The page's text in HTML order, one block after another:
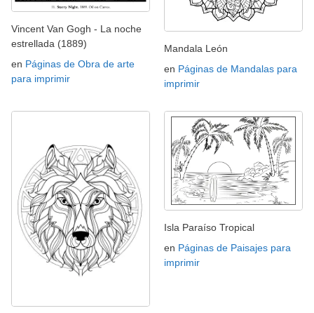
Vincent Van Gogh - La noche
estrellada (1889)
en Páginas de Obra de arte
para imprimir
Mandala León
en Páginas de Mandalas para
imprimir
Isla Paraíso Tropical
en Páginas de Paisajes para
imprimir